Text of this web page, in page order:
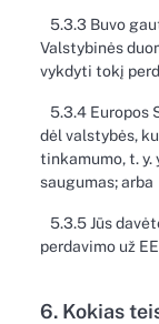
5.3.3 Buvo
Valstybinės
vykdyti tokį
5.3.4 Europos
dėl valstybės,
tinkamumo, t.
saugumas; arba
5.3.5 Jūs
perdavimo už
6. Kokias